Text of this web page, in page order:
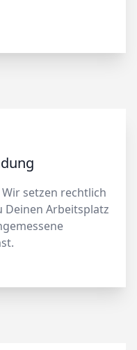
setzen rechtlich
Deinen Arbeitsplatz